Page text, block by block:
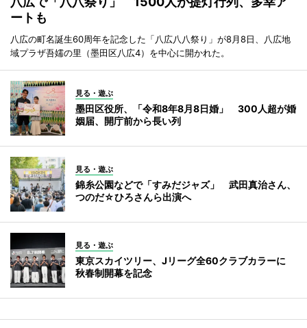
ートも
八広の町名誕生60周年を記念した「八広八八祭り」が8月8日、八広地
域プラザ吾嬬の里（墨田区八広4）を中心に開かれた。
見る・遊ぶ
墨田区役所、「令和8年8月8日婚」 300人超が婚
姻届、開庁前から長い列
見る・遊ぶ
錦糸公園などで「すみだジャズ」 武田真治さん、
つのだ☆ひろさんら出演へ
見る・遊ぶ
東京スカイツリー、Jリーグ全60クラブカラーに
秋春制開幕を記念